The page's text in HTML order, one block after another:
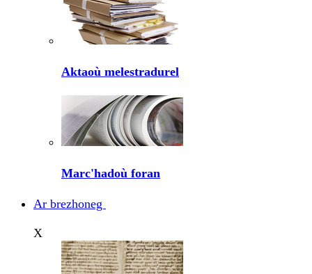
Aktaoù melestradurel
Marc'hadoù foran
Ar brezhoneg
X